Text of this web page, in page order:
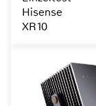
Hisense
XR10